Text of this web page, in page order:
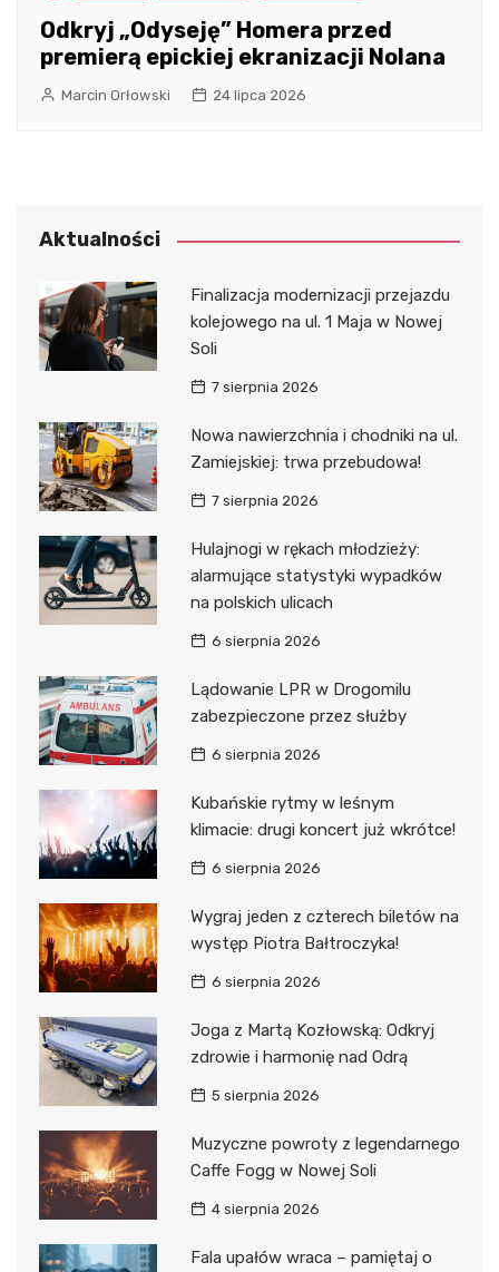
Odkryj „Odyseję” Homera przed
premierą epickiej ekranizacji Nolana
Marcin Orłowski 24 lipca 2026
Aktualności
Finalizacja modernizacji przejazdu
kolejowego na ul. 1 Maja w Nowej
Soli
7 sierpnia 2026
Nowa nawierzchnia i chodniki na ul.
Zamiejskiej: trwa przebudowa!
7 sierpnia 2026
Hulajnogi w rękach młodzieży:
alarmujące statystyki wypadków
na polskich ulicach
6 sierpnia 2026
Lądowanie LPR w Drogomilu
zabezpieczone przez służby
6 sierpnia 2026
Kubańskie rytmy w leśnym
klimacie: drugi koncert już wkrótce!
6 sierpnia 2026
Wygraj jeden z czterech biletów na
występ Piotra Bałtroczyka!
6 sierpnia 2026
Joga z Martą Kozłowską: Odkryj
zdrowie i harmonię nad Odrą
5 sierpnia 2026
Muzyczne powroty z legendarnego
Caffe Fogg w Nowej Soli
4 sierpnia 2026
Fala upałów wraca – pamiętaj o